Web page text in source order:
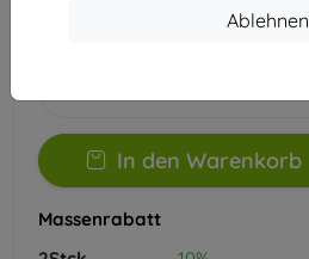
Ablehnen
In den Warenkorb
Massenrabatt